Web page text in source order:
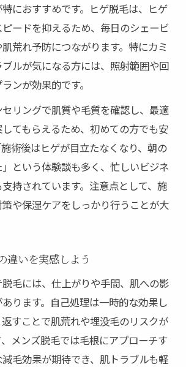
におすすめです。ヒゲ脱毛は、ヒゲ
ードを抑えるため、毎日のシェービ
荒れ予防につながります。特にカミ
ルが気になる方には、照射範囲や回
ンが効果的です。
リングで肌質や毛質を確認し、最適
てもらえるため、初めての方でも安
術後はヒゲが目立たなくなり、朝の
という体験談も多く、忙しいビジネ
持されています。注意点として、施
や保湿ケアをしっかり行うことが大
違いを実感しよう
毛には、仕上がりや手間、肌への影
ります。自己処理は一時的な効果し
すことで肌荒れや埋没毛のリスクが
メンズ脱毛では毛根にアプローチす
毛効果が期待でき、肌トラブルも軽